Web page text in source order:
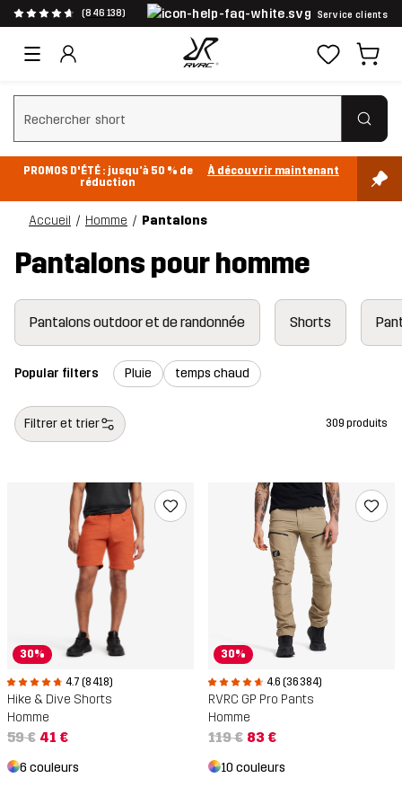
(846 138) Service clients
Effacer la recherche
PROMOS D'ÉTÉ : jusqu’à 50 % de
réduction
À découvrir maintenant
Accueil Homme Pantalons
Pantalons pour homme
Pantalons outdoor et de randonnée Shorts
Popular filters Pluie temps chaud
Filtrer et trier 309 produits
30%
4.7 (8 418)
Hike & Dive Shorts
Homme
59 € 41 €
6 couleurs
30%
4.6 (36 384)
RVRC GP Pro Pants
Homme
119 € 83 €
10 couleurs